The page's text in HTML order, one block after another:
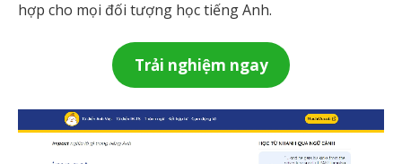
hợp cho mọi đối tượng học tiếng Anh.
Trải nghiệm ngay